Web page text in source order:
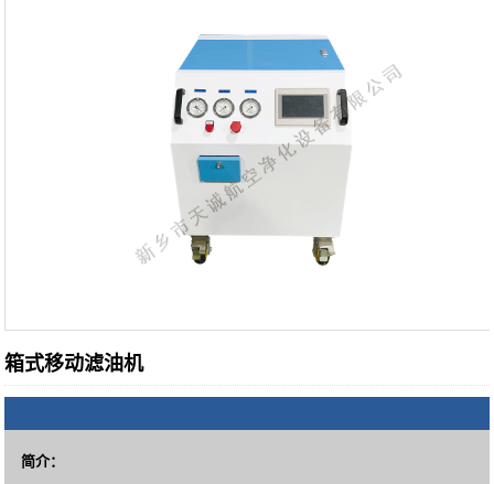
箱式移动滤油机
简介：